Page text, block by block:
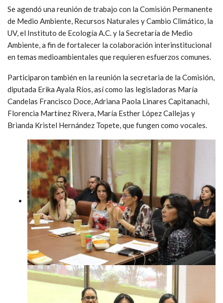
Se agendó una reunión de trabajo con la Comisión Permanente
de Medio Ambiente, Recursos Naturales y Cambio Climático, la
UV, el Instituto de Ecología A.C. y la Secretaría de Medio
Ambiente, a fin de fortalecer la colaboración interinstitucional
en temas medioambientales que requieren esfuerzos comunes.
Participaron también en la reunión la secretaria de la Comisión,
diputada Erika Ayala Ríos, así como las legisladoras María
Candelas Francisco Doce, Adriana Paola Linares Capitanachi,
Florencia Martínez Rivera, María Esther López Callejas y
Brianda Kristel Hernández Topete, que fungen como vocales.